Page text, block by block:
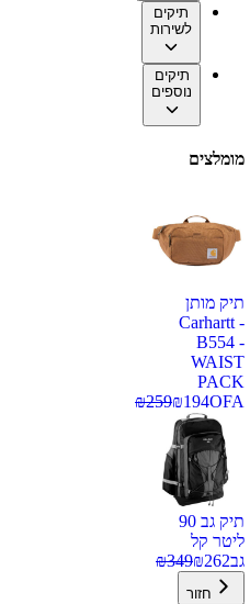
תיקים
לשירות
תיקים
נוספים
מומלצים
תיק מותן
Carhartt -
B554 -
WAIST
PACK
OFA
₪194
₪259
תיק גב 90
ליטר קל
גב
₪262
₪349
חזור